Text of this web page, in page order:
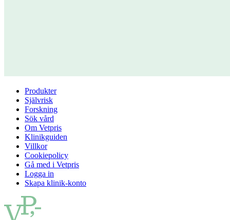
Produkter
Självrisk
Forskning
Sök vård
Om Vetpris
Klinikguiden
Villkor
Cookiepolicy
Gå med i Vetpris
Logga in
Skapa klinik-konto